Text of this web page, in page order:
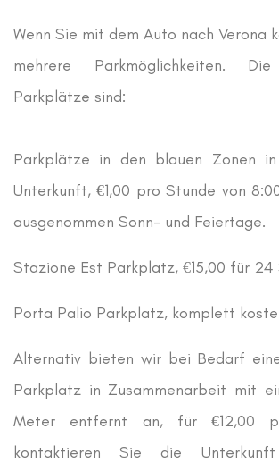
Wenn Sie mit dem Auto nach Verona
mehrere Parkmöglichkeiten.
Parkplätze sind:
Parkplätze in den blauen Zonen
Unterkunft, €1,00 pro Stunde von
ausgenommen Sonn- und Feiertage.
Stazione Est Parkplatz, €15,00 für 24
Porta Palio Parkplatz, komplett
Alternativ bieten wir bei Bedarf
Parkplatz in Zusammenarbeit mit
Meter entfernt an, für €12,00
kontaktieren Sie die